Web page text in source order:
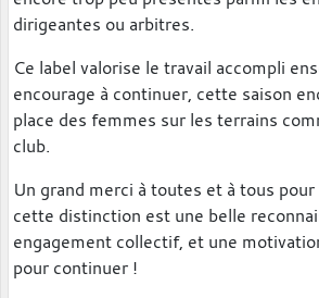
dirigeantes ou arbitres.
Ce label valorise le travail accompli
encourage à continuer, cette saison
place des femmes sur les terrains
club.
Un grand merci à toutes et à tous
cette distinction est une belle
engagement collectif, et une
pour continuer !